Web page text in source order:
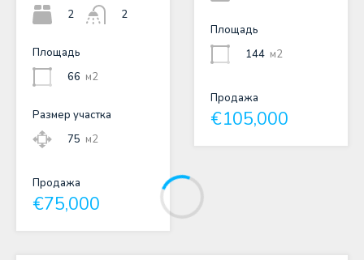
2
2
Площадь
66 м2
Размер участка
75 м2
Продажа
€75,000
Площадь
144 м2
Продажа
€105,000